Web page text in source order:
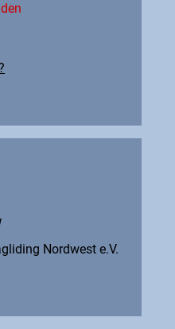
Nordwest e.V.